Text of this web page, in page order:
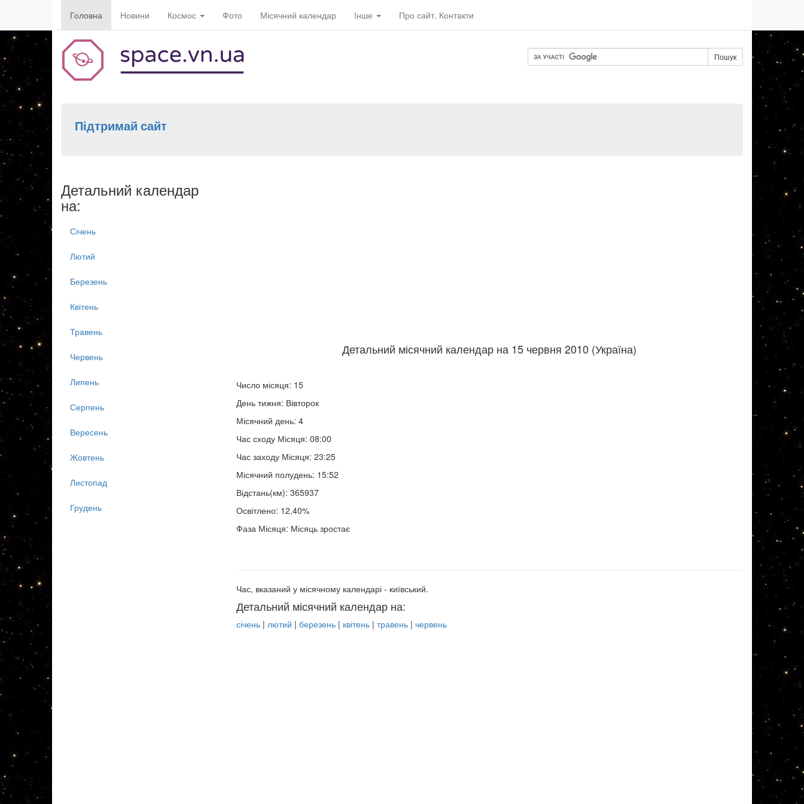
Головна Новини Космос Фото Місячний календар Інше Про сайт. Контакти
Пошук
Підтримай сайт
Детальний місячний календар на 15 червня 2010 (Україна)
Число місяця: 15
День тижня: Вівторок
Місячний день: 4
Час сходу Місяця: 08:00
Час заходу Місяця: 23:25
Місячний полудень: 15:52
Відстань(км): 365937
Освітлено: 12,40%
Фаза Місяця: Місяць зростає
Час, вказаний у місячному календарі - київський.
Детальний місячний календар на:
січень| лютий | березень| квітень| травень| червень
Детальний календар
на:
Січень
Лютий
Березень
Квітень
Травень
Червень
Липень
Серпень
Вересень
Жовтень
Листопад
Грудень